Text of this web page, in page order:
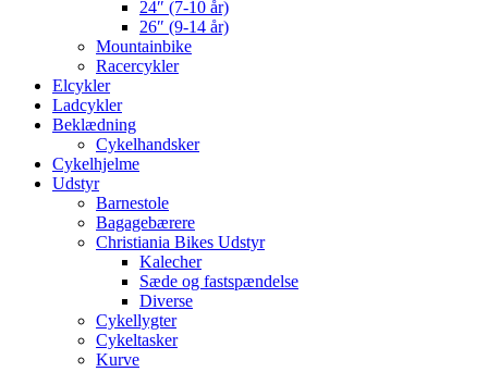
24″ (7-10 år)
26″ (9-14 år)
Mountainbike
Racercykler
Elcykler
Ladcykler
Beklædning
Cykelhandsker
Cykelhjelme
Udstyr
Barnestole
Bagagebærere
Christiania Bikes Udstyr
Kalecher
Sæde og fastspændelse
Diverse
Cykellygter
Cykeltasker
Kurve